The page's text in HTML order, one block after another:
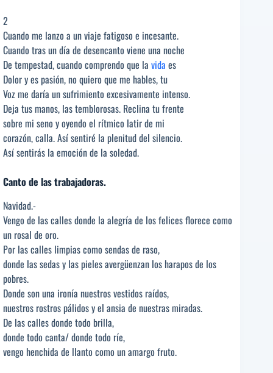
2
Cuando me lanzo a un viaje fatigoso e incesante.
Cuando tras un día de desencanto viene una noche
De tempestad, cuando comprendo que la vida es
Dolor y es pasión, no quiero que me hables, tu
Voz me daría un sufrimiento excesivamente intenso.
Deja tus manos, las temblorosas. Reclina tu frente
sobre mi seno y oyendo el rítmico latir de mi
corazón, calla. Así sentiré la plenitud del silencio.
Así sentirás la emoción de la soledad.
Canto de las trabajadoras.
Navidad.-
Vengo de las calles donde la alegría de los felices florece como
un rosal de oro.
Por las calles limpias como sendas de raso,
donde las sedas y las pieles avergüenzan los harapos de los
pobres.
Donde son una ironía nuestros vestidos raídos,
nuestros rostros pálidos y el ansia de nuestras miradas.
De las calles donde todo brilla,
donde todo canta/ donde todo ríe,
vengo henchida de llanto como un amargo fruto.